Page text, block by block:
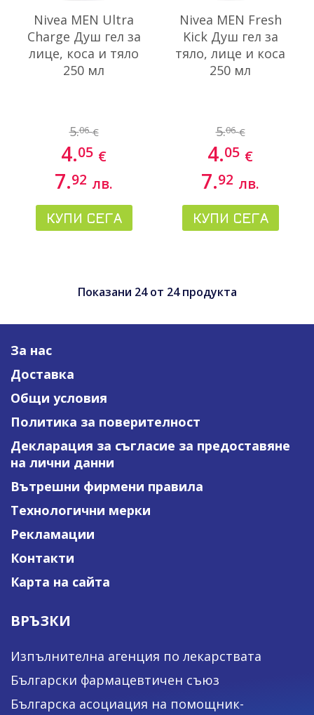
Nivea MEN Ultra
Charge Душ гел за
лице, коса и тяло
250 мл
5.06 €
4.05 €
7.92 лв.
КУПИ СЕГА
Nivea MEN Fresh
Kick Душ гел за
тяло, лице и коса
250 мл
5.06 €
4.05 €
7.92 лв.
КУПИ СЕГА
Показани 24от 24продукта
За нас
Доставка
Общи условия
Политика за поверителност
Декларация за съгласие за предоставяне
на лични данни
Вътрешни фирмени правила
Технологични мерки
Рекламации
Контакти
Карта на сайта
ВРЪЗКИ
Изпълнителна агенция по лекарствата
Български фармацевтичен съюз
Българска асоциация на помощник-